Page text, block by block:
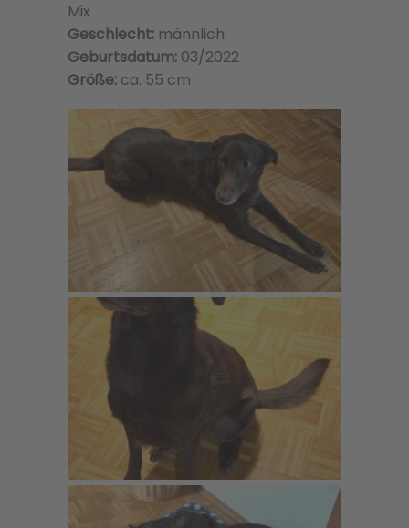
Mix
Geschlecht: männlich
Geburtsdatum: 03/2022
Größe: ca. 55 cm